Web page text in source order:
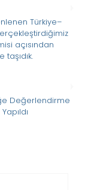
Türkiye–
açısından
Değerlendirme